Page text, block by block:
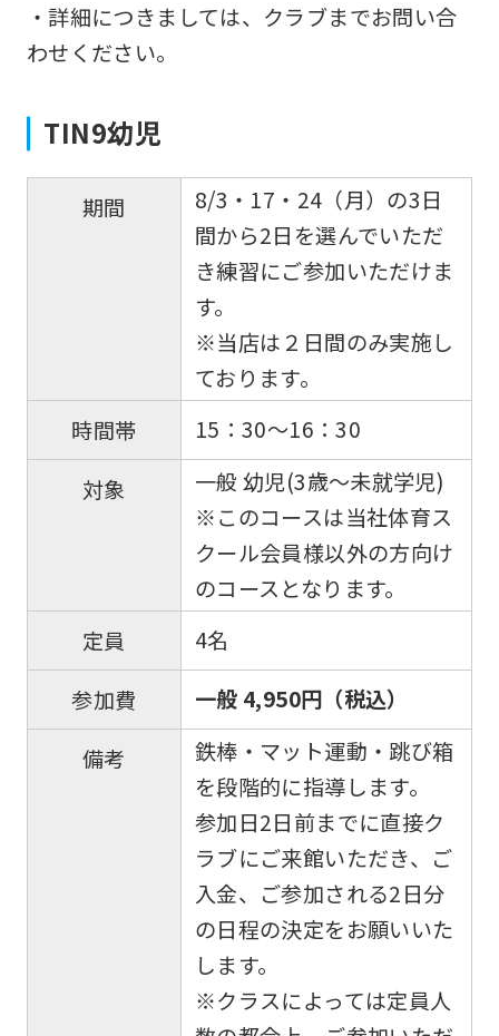
・詳細につきましては、クラブまでお問い合
わせください。
TIN9幼児
期間
8/3・17・24（月）の3日
間から2日を選んでいただ
き練習にご参加いただけま
す。
※当店は２日間のみ実施し
ております。
時間帯
15：30～16：30
対象
一般 幼児(3歳～未就学児)
※このコースは当社体育ス
クール会員様以外の方向け
のコースとなります。
定員
4名
参加費
一般 4,950円（税込）
備考
鉄棒・マット運動・跳び箱
を段階的に指導します。
参加日2日前までに直接ク
ラブにご来館いただき、ご
入金、ご参加される2日分
の日程の決定をお願いいた
します。
※クラスによっては定員人
website
English.
Click
the
below
(start
automatic
translation)
to
return
to
the
page.
However,
if
you
use
an
automatic
translation
service,
the
Japanese